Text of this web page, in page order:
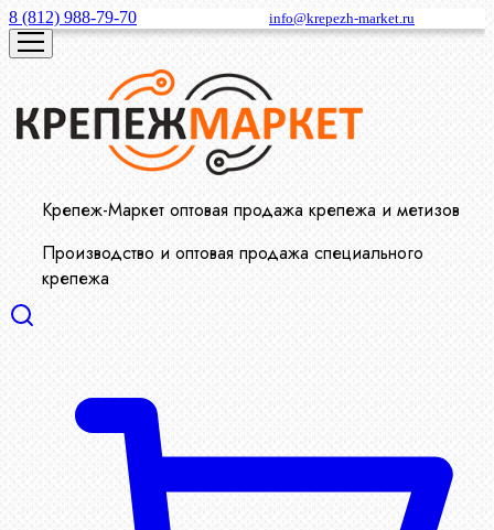
8 (812) 988-79-70 info@krepezh-market.ru
Крепеж-Маркет оптовая продажа крепежа и метизов
Производство и оптовая продажа специального
крепежа